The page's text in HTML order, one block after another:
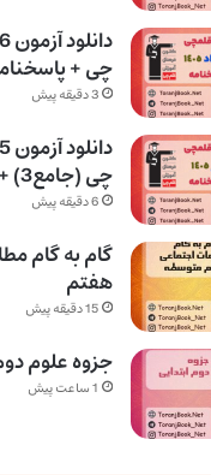
چی +
3 دقیقه پیش
چی (جامع3) + پاسخنامه + کلید
6 دقیقه پیش
گام به گام
هفتم
15 دقیقه پیش
جزوه علوم
1 ساعت پیش